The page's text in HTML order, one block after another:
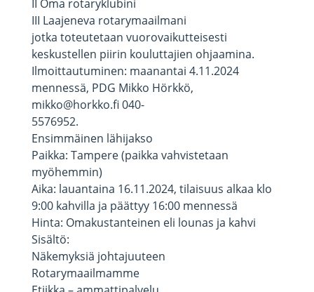
II Oma rotaryklubini
III Laajeneva rotarymaailmani
jotka toteutetaan vuorovaikutteisesti
keskustellen piirin kouluttajien ohjaamina.
Ilmoittautuminen: maanantai 4.11.2024
mennessä, PDG Mikko Hörkkö,
mikko@horkko.fi 040-
5576952.
Ensimmäinen lähijakso
Paikka: Tampere (paikka vahvistetaan
myöhemmin)
Aika: lauantaina 16.11.2024, tilaisuus alkaa klo
9:00 kahvilla ja päättyy 16:00 mennessä
Hinta: Omakustanteinen eli lounas ja kahvi
Sisältö:
Näkemyksiä johtajuuteen
Rotarymaailmamme